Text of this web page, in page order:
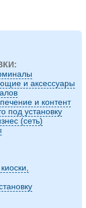
и аксессуары
и контент
под установку
(сеть)